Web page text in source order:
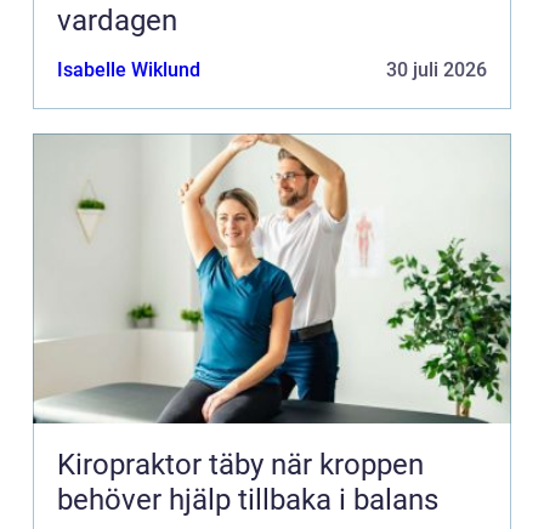
vardagen
Isabelle Wiklund 30 juli 2026
Kiropraktor täby när kroppen
behöver hjälp tillbaka i balans